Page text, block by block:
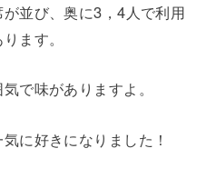
並び、奥に3，4人で利用
ます。
で味がありますよ。
に好きになりました！